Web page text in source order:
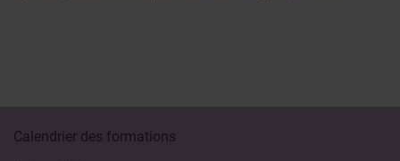
Calendrier des formations